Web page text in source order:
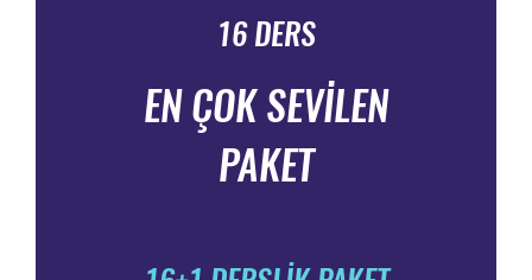
16 DERS
EN ÇOK SEVİLEN
PAKET